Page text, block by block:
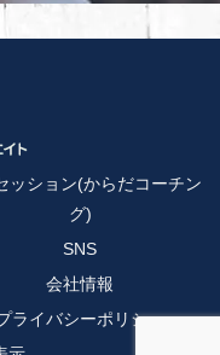
ッション(からだコーチン
グ)
SNS
会社情報
ライバシーポリシー